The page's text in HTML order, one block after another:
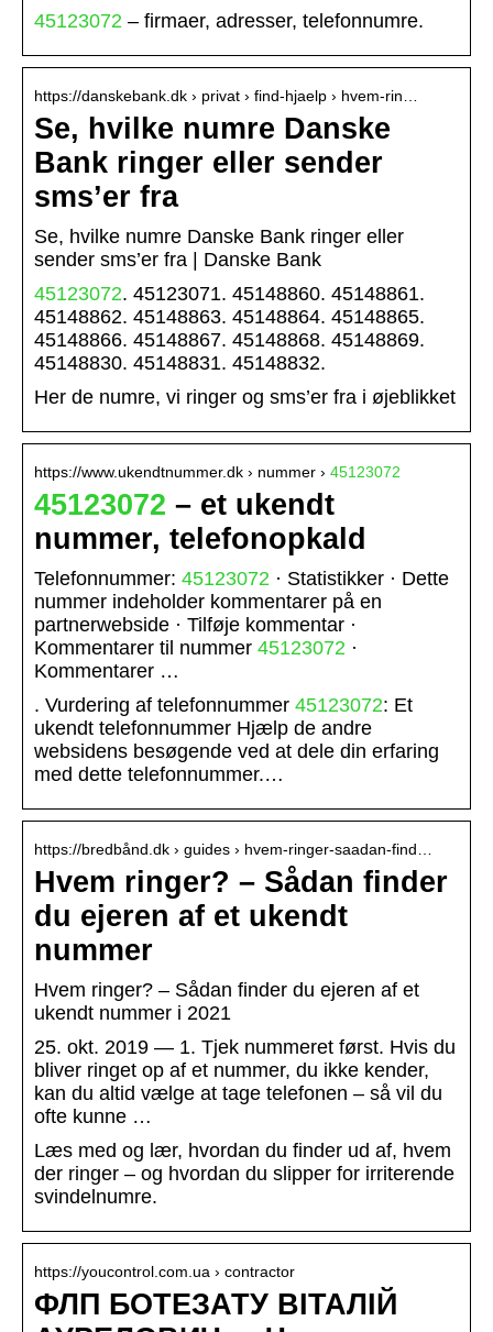
45123072 – firmaer, adresser, telefonnumre.
https://danskebank.dk › privat › find-hjaelp › hvem-rin…
Se, hvilke numre Danske
Bank ringer eller sender
sms’er fra
Se, hvilke numre Danske Bank ringer eller
sender sms’er fra | Danske Bank
45123072. 45123071. 45148860. 45148861.
45148862. 45148863. 45148864. 45148865.
45148866. 45148867. 45148868. 45148869.
45148830. 45148831. 45148832.
Her de numre, vi ringer og sms’er fra i øjeblikket
https://www.ukendtnummer.dk › nummer › 45123072
45123072 – et ukendt
nummer, telefonopkald
Telefonnummer: 45123072 · Statistikker · Dette
nummer indeholder kommentarer på en
partnerwebside · Tilføje kommentar ·
Kommentarer til nummer 45123072 ·
Kommentarer …
. Vurdering af telefonnummer 45123072: Et
ukendt telefonnummer Hjælp de andre
websidens besøgende ved at dele din erfaring
med dette telefonnummer.…
https://bredbånd.dk › guides › hvem-ringer-saadan-find…
Hvem ringer? – Sådan finder
du ejeren af et ukendt
nummer
Hvem ringer? – Sådan finder du ejeren af et
ukendt nummer i 2021
25. okt. 2019 — 1. Tjek nummeret først. Hvis du
bliver ringet op af et nummer, du ikke kender,
kan du altid vælge at tage telefonen – så vil du
ofte kunne …
Læs med og lær, hvordan du finder ud af, hvem
der ringer – og hvordan du slipper for irriterende
svindelnumre.
https://youcontrol.com.ua › contractor
ФЛП БОТЕЗАТУ ВІТАЛІЙ